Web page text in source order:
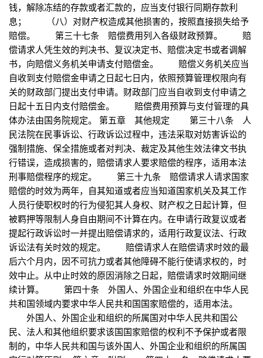
钱，解除冻结的存款或者汇款的，应当支付银行同期存款利
息； （八）对财产权造成其他损害的，按照直接损失给予
赔偿。 第三十七条 赔偿费用列入各级财政预算。 赔
偿请求人凭生效的判决书、复议决定书、赔偿决定书或者调解
书，向赔偿义务机关申请支付赔偿金。 赔偿义务机关应当
自收到支付赔偿金申请之日起七日内，依照预算管理权限向有
关的财政部门提出支付申请。财政部门应当自收到支付申请之
日起十五日内支付赔偿金。 赔偿费用预算与支付管理的具
体办法由国务院规定。 第五章 其他规定 第三十八条 人
民法院在民事诉讼、行政诉讼过程中，违法采取对妨害诉讼的
强制措施、保全措施或者对判决、裁定及其他生效法律文书执
行错误，造成损害的，赔偿请求人要求赔偿的程序，适用本法
刑事赔偿程序的规定。 第三十九条 赔偿请求人请求国家
赔偿的时效为两年，自其知道或者应当知道国家机关及其工作
人员行使职权时的行为侵犯其人身权、财产权之日起计算，但
被羁押等限制人身自由期间不计算在内。在申请行政复议或者
提起行政诉讼时一并提出赔偿请求的，适用行政复议法、行政
诉讼法有关时效的规定。 赔偿请求人在赔偿请求时效的最
后六个月内，因不可抗力或者其他障碍不能行使请求权的，时
效中止。从中止时效的原因消除之日起，赔偿请求时效期间继
续计算。 第四十条 外国人、外国企业和组织在中华人民
共和国领域内要求中华人民共和国国家赔偿的，适用本法。
外国人、外国企业和组织的所属国对中华人民共和国公
民、法人和其他组织要求该国国家赔偿的权利不予保护或者限
制的，中华人民共和国与该外国人、外国企业和组织的所属国